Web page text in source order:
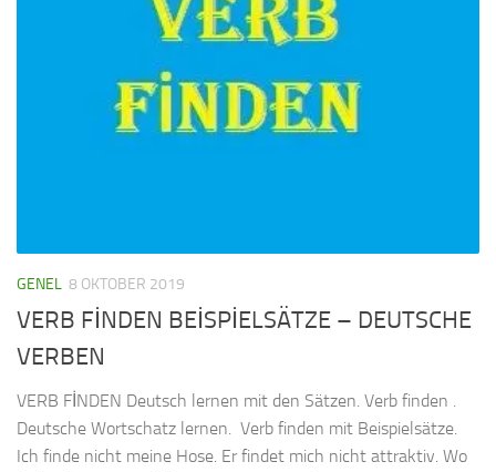
GENEL 8 OKTOBER 2019
VERB FİNDEN BEİSPİELSÄTZE – DEUTSCHE
VERBEN
VERB FİNDEN Deutsch lernen mit den Sätzen. Verb finden .
Deutsche Wortschatz lernen. Verb finden mit Beispielsätze.
Ich finde nicht meine Hose. Er findet mich nicht attraktiv. Wo